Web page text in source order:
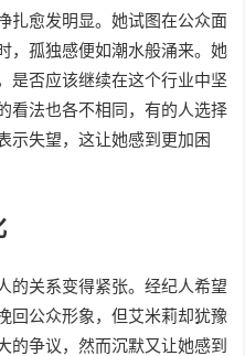
扎愈发明显。她试图在公众面
，孤独感便如潮水般涌来。她
是否应该继续在这个行业中坚
看法也各不相同，有的人选择
示失望，这让她感到更加困
的关系变得紧张。经纪人希望
回公众形象，但艾米莉却犹豫
的争议，然而沉默又让她感到